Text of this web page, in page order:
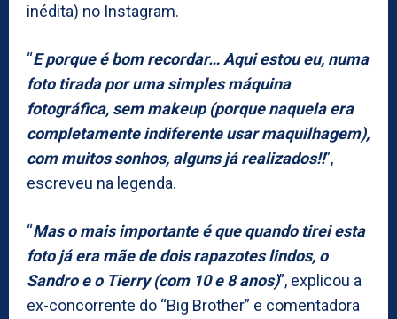
inédita) no Instagram.
“E porque é bom recordar… Aqui estou eu, numa
foto tirada por uma simples máquina
fotográfica, sem makeup (porque naquela era
completamente indiferente usar maquilhagem),
com muitos sonhos, alguns já realizados!!”,
escreveu na legenda.
“Mas o mais importante é que quando tirei esta
foto já era mãe de dois rapazotes lindos, o
Sandro e o Tierry (com 10 e 8 anos)”, explicou a
ex-concorrente do “Big Brother” e comentadora